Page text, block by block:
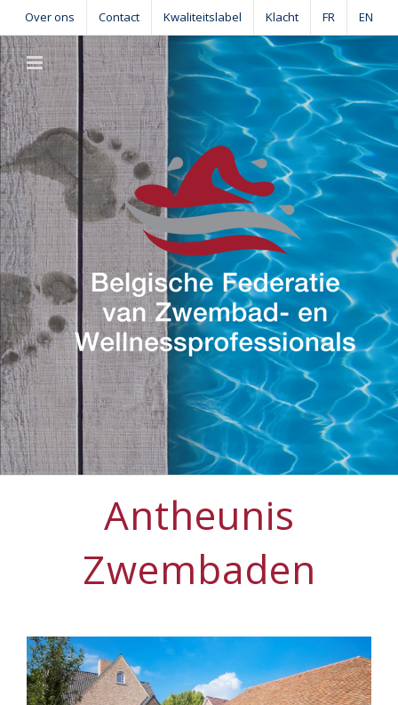
content
Over ons Contact Kwaliteitslabel Klacht FR EN
Antheunis
Zwembaden
View
Larger
Image